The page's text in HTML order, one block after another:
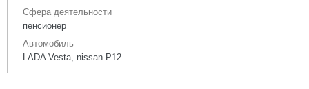
Сфера деятельности
пенсионер
Автомобиль
LADA Vesta, nissan P12